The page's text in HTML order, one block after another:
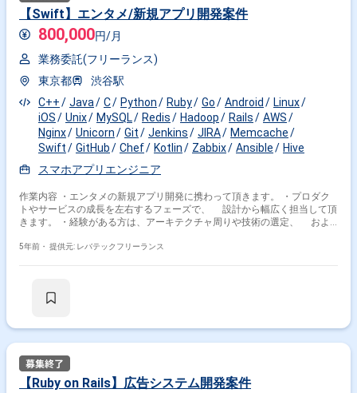
Docker,Ansible,Hadoop,HBase,Hive,Pig,ZooKeeper,
Git,GitHub,Gitlab,GitlabCIRunner,CircleCI,Redmine,
WordPress,Laravel,RubyOnRails,CentOS,Debian,Vernish,
Python,Perl,Javascript,PHP ※一般のWEBシステムで使うようなサービスを
中心に活用しております。 その他: Fastly、Twilio、Mackerel、Slack、
18:00勤務(7時間稼働、1時間休憩) ※土日祝日の出社は基本的にありませ
ん。 ▼条件面 面談:1回(Meet予定) 精算:140-180h ※週5日〜OKの案件で
す！
【Swift】エンタメ/新規アプリ開発案件
800,000円/月
業務委託(フリーランス)
東京都
渋谷駅
C++
Java C Python Ruby Go Android
Linux
iOS
Unix MySQL Redis Hadoop Rails
AWS
Nginx
Unicorn Git Jenkins JIRA
Memcache
Swift
GitHub Chef Kotlin Zabbix Ansible
Hive
スマホアプリエンジニア
作業内容 ・エンタメの新規アプリ開発に携わって頂きます。 ・プロダク
トやサービスの成長を左右するフェーズで、 設計から幅広く担当して頂
きます。 ・経験がある方は、アーキテクチャ周りや技術の選定、 およ
ルや経験および進捗状況により変動いたします。
5年前・ 提供元: レバテックフリーランス
【Ruby on Rails】広告システム開発案件